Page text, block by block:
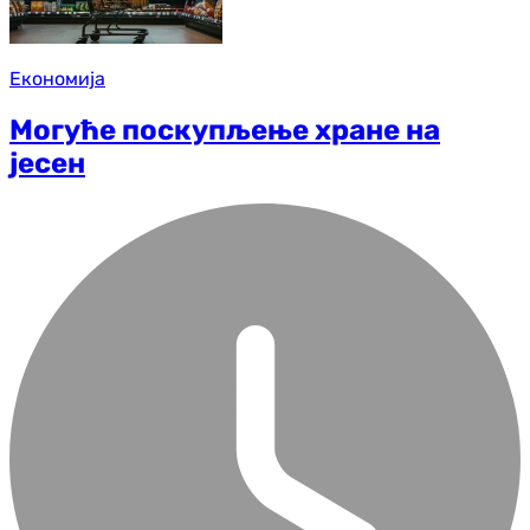
Економија
Могуће поскупљење хране на
јесен